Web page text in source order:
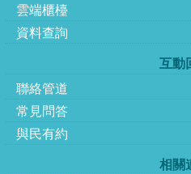
雲端櫃檯
資料查詢
互動
聯絡管道
常見問答
與民有約
相關